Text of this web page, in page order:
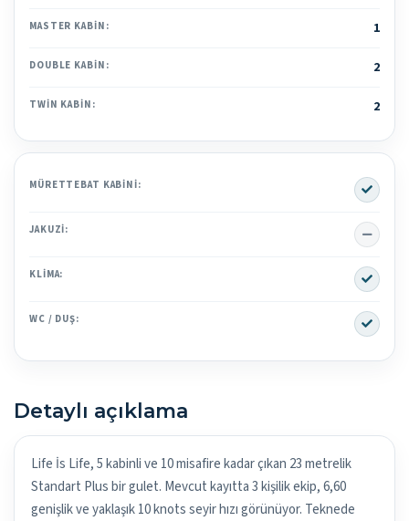
MASTER KABIN: 1
DOUBLE KABIN: 2
TWIN KABIN: 2
MÜRETTEBAT KABINI: Yes
JAKUZI: No
KLIMA: Yes
WC / DUŞ: Yes
Detaylı açıklama
Life İs Life, 5 kabinli ve 10 misafire kadar çıkan 23 metrelik
Standart Plus bir gulet. Mevcut kayıtta 3 kişilik ekip, 6,60
genişlik ve yaklaşık 10 knots seyir hızı görünüyor. Teknede